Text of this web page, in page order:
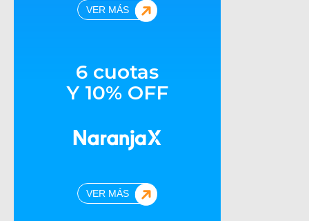
VER MÁS
6 cuotas
Y 10% OFF
VER MÁS